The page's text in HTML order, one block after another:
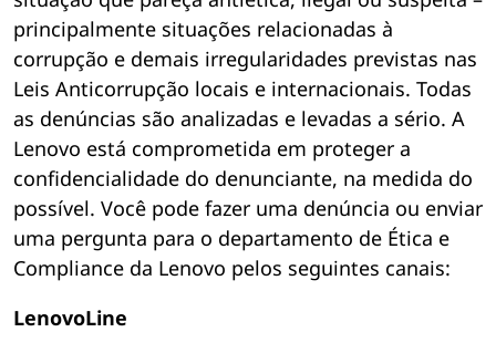
principalmente situações relacionadas à
corrupção e demais irregularidades previstas nas
Leis Anticorrupção locais e internacionais. Todas
as denúncias são analizadas e levadas a sério. A
Lenovo está comprometida em proteger a
confidencialidade do denunciante, na medida do
possível. Você pode fazer uma denúncia ou enviar
uma pergunta para o departamento de Ética e
Compliance da Lenovo pelos seguintes canais:
LenovoLine